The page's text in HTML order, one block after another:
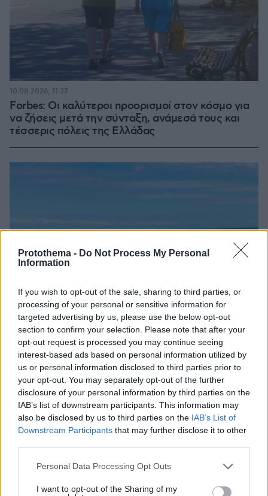
Protothema - Do Not Process My Personal
Information
If you wish to opt-out of the sale, sharing to third parties, or
processing of your personal or sensitive information for
targeted advertising by us, please use the below opt-out
section to confirm your selection. Please note that after your
opt-out request is processed you may continue seeing
interest-based ads based on personal information utilized by
us or personal information disclosed to third parties prior to
your opt-out. You may separately opt-out of the further
disclosure of your personal information by third parties on the
IAB’s list of downstream participants. This information may
also be disclosed by us to third parties on the IAB’s List of
Downstream Participants that may further disclose it to other
Please note that this website/app uses one or more Google
not limited to your visit or usage behaviour. You may click to
Personal Data Processing Opt Outs
I want to opt-out of the Sharing of my
Forbes: Οι καλύτεροι προορισμοί στον κόσμο για
να ζήσεις μετά την σύνταξη, ανάμεσά τους και
τέσσερις πόλεις της Ελλάδας
10.08.2026, 11:37
Σάλος στις ΗΠΑ για τα data centers, απρόσμενη
συμμαχία δεξιάς και αριστεράς ενάντια στις
τεράστιες εγκαταστάσεις
10.08.2026, 16:10